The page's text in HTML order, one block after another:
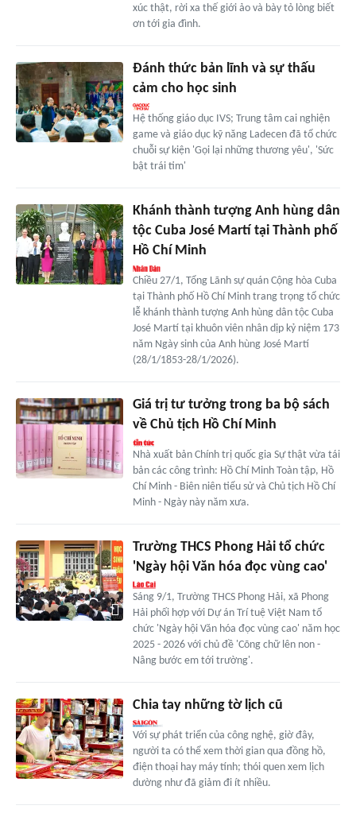
xúc thật, rời xa thế giới ảo và bày tỏ lòng biết
ơn tới gia đình.
Đánh thức bản lĩnh và sự thấu
cảm cho học sinh
Hệ thống giáo dục IVS; Trung tâm cai nghiện
game và giáo dục kỹ năng Ladecen đã tổ chức
chuỗi sự kiện 'Gọi lại những thương yêu', 'Sức
bật trái tim'
Khánh thành tượng Anh hùng dân
tộc Cuba José Martí tại Thành phố
Hồ Chí Minh
Chiều 27/1, Tổng Lãnh sự quán Cộng hòa Cuba
tại Thành phố Hồ Chí Minh trang trọng tổ chức
lễ khánh thành tượng Anh hùng dân tộc Cuba
José Martí tại khuôn viên nhân dịp kỷ niệm 173
năm Ngày sinh của Anh hùng José Martí
(28/1/1853-28/1/2026).
Giá trị tư tưởng trong ba bộ sách
về Chủ tịch Hồ Chí Minh
Nhà xuất bản Chính trị quốc gia Sự thật vừa tái
bản các công trình: Hồ Chí Minh Toàn tập, Hồ
Chí Minh - Biên niên tiểu sử và Chủ tịch Hồ Chí
Minh - Ngày này năm xưa.
Trường THCS Phong Hải tổ chức
'Ngày hội Văn hóa đọc vùng cao'
Sáng 9/1, Trường THCS Phong Hải, xã Phong
Hải phối hợp với Dự án Trí tuệ Việt Nam tổ
chức 'Ngày hội Văn hóa đọc vùng cao' năm học
2025 - 2026 với chủ đề 'Cõng chữ lên non -
Nâng bước em tới trường'.
Chia tay những tờ lịch cũ
Với sự phát triển của công nghệ, giờ đây,
người ta có thể xem thời gian qua đồng hồ,
điện thoại hay máy tính; thói quen xem lịch
dường như đã giảm đi ít nhiều.